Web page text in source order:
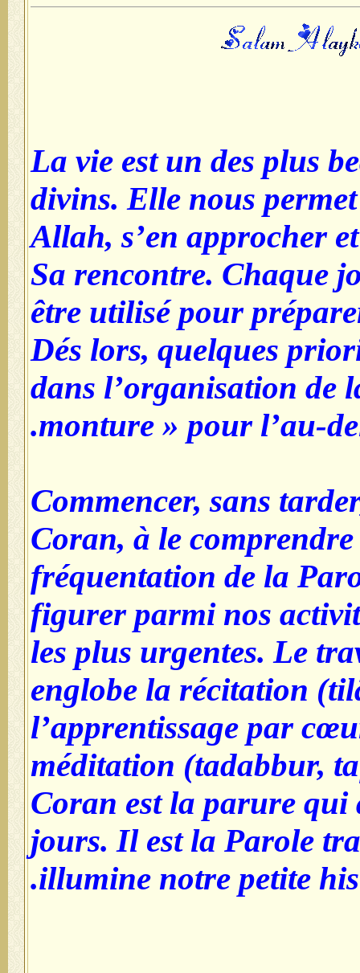
La vie est un des plus
divins. Elle nous
Allah, s’en approcher
Sa rencontre. Chaque
être utilisé pour
Dés lors, quelques
dans l’organisation de
monture » pour l’au-
1-Commencer, sans
Coran, à le
fréquentation de la
figurer parmi nos
les plus urgentes. Le
englobe la récitation
l’apprentissage par
méditation (tadabbur,
Coran est la parure qui
jours. Il est la Parole
illumine notre petite